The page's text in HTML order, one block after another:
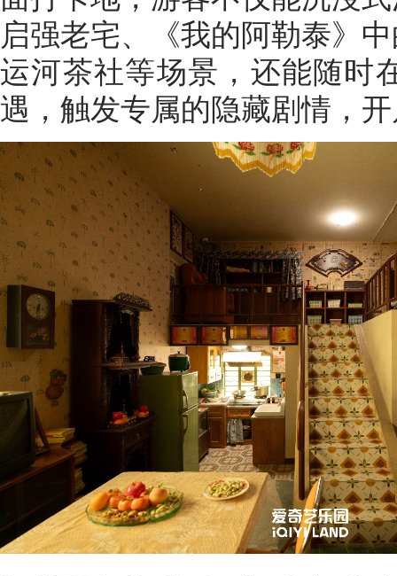
启强老宅、《我的阿勒泰》
运河茶社等场景，还能随时
遇，触发专属的隐藏剧情，